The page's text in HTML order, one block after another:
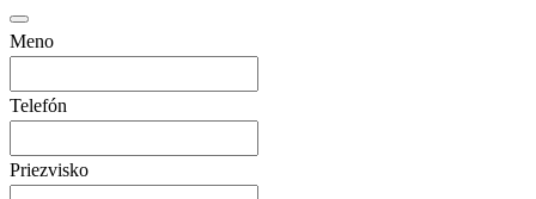
Meno
Telefón
Priezvisko